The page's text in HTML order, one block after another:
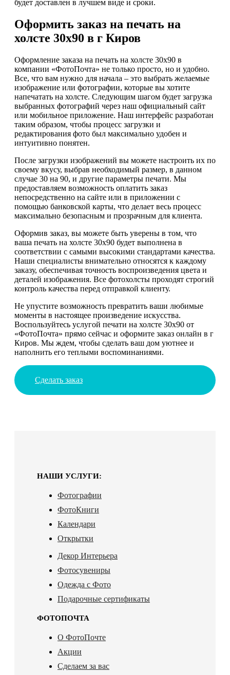
будет доставлен в лучшем виде и сроки.
Оформить заказ на печать на
холсте 30х90 в г Киров
Оформление заказа на печать на холсте 30х90 в
компании «ФотоПочта» не только просто, но и удобно.
Все, что вам нужно для начала – это выбрать желаемые
изображение или фотографии, которые вы хотите
напечатать на холсте. Следующим шагом будет загрузка
выбранных фотографий через наш официальный сайт
или мобильное приложение. Наш интерфейс разработан
таким образом, чтобы процесс загрузки и
редактирования фото был максимально удобен и
интуитивно понятен.
После загрузки изображений вы можете настроить их по
своему вкусу, выбрав необходимый размер, в данном
случае 30 на 90, и другие параметры печати. Мы
предоставляем возможность оплатить заказ
непосредственно на сайте или в приложении с
помощью банковской карты, что делает весь процесс
максимально безопасным и прозрачным для клиента.
Оформив заказ, вы можете быть уверены в том, что
ваша печать на холсте 30х90 будет выполнена в
соответствии с самыми высокими стандартами качества.
Наши специалисты внимательно относятся к каждому
заказу, обеспечивая точность воспроизведения цвета и
деталей изображения. Все фотохолсты проходят строгий
контроль качества перед отправкой клиенту.
Не упустите возможность превратить ваши любимые
моменты в настоящее произведение искусства.
Воспользуйтесь услугой печати на холсте 30х90 от
«ФотоПочта» прямо сейчас и оформите заказ онлайн в г
Киров. Мы ждем, чтобы сделать ваш дом уютнее и
наполнить его теплыми воспоминаниями.
Сделать заказ
НАШИ УСЛУГИ:
Фотографии
ФотоКниги
Календари
Открытки
Декор Интерьера
Фотосувениры
Одежда с Фото
Подарочные сертификаты
ФОТОПОЧТА
О ФотоПочте
Акции
Сделаем за вас